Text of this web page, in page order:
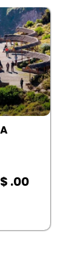
$ .00